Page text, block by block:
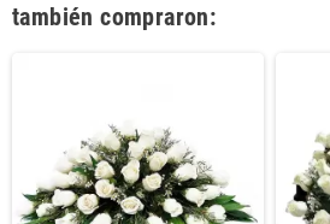
también compraron: